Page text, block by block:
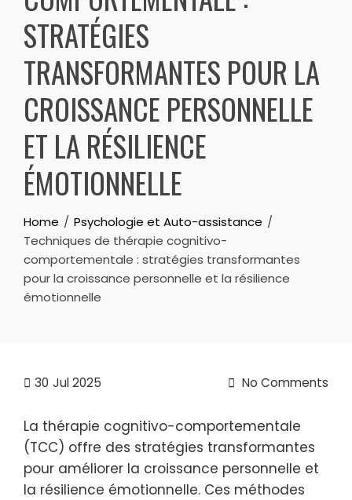
STRATÉGIES
TRANSFORMANTES POUR LA
CROISSANCE PERSONNELLE
ET LA RÉSILIENCE
ÉMOTIONNELLE
Home
Psychologie et Auto-assistance
Techniques de thérapie cognitivo-
comportementale : stratégies transformantes
pour la croissance personnelle et la résilience
émotionnelle
30 Jul 2025 No Comments
La thérapie cognitivo-comportementale
(TCC) offre des stratégies transformantes
pour améliorer la croissance personnelle et
la résilience émotionnelle. Ces méthodes